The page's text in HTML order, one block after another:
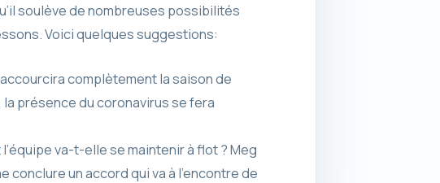
soulève de nombreuses possibilités
Voici quelques suggestions:
complètement la saison de
présence du coronavirus se fera
va-t-elle se maintenir à flot ? Meg
un accord qui va à l’encontre de